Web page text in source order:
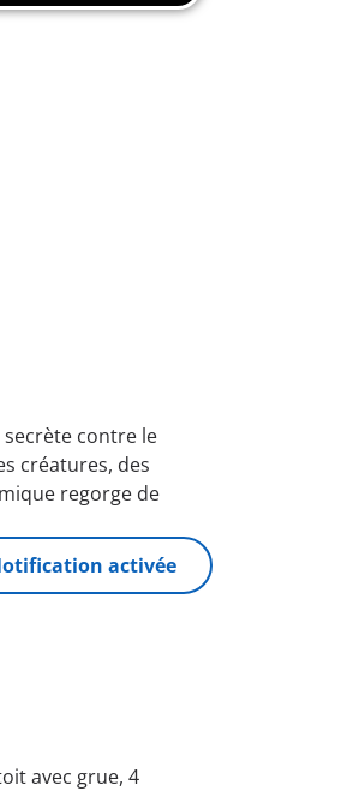
secrète contre le
créatures, des
regorge de
activée
avec grue, 4